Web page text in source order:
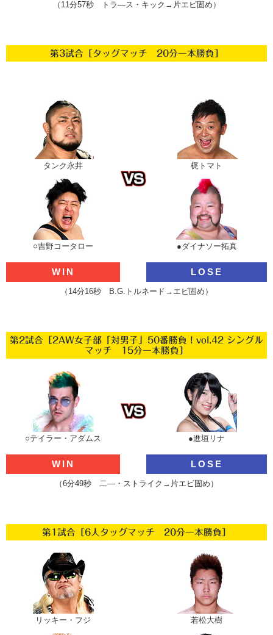
（11分57秒 トラ―ス・キック→片エビ固め）
第3試合［タッグマッチ 20分一本勝負］
タンク永井
○吉野コータロー
梶トマト
●ダイナソー拓真
WIN LOSE
（14分16秒 B.G.トルネード→エビ固め）
第2試合［2AW女子部「対男子」50番勝負！vol.42 シングル
マッチ 15分一本勝負］
○テイラー・アダムス ●進垣リナ
WIN LOSE
（6分49秒 二―・ストライク→片エビ固め）
第1試合［6人タッグマッチ 20分一本勝負］
リッキー・フジ 若松大樹